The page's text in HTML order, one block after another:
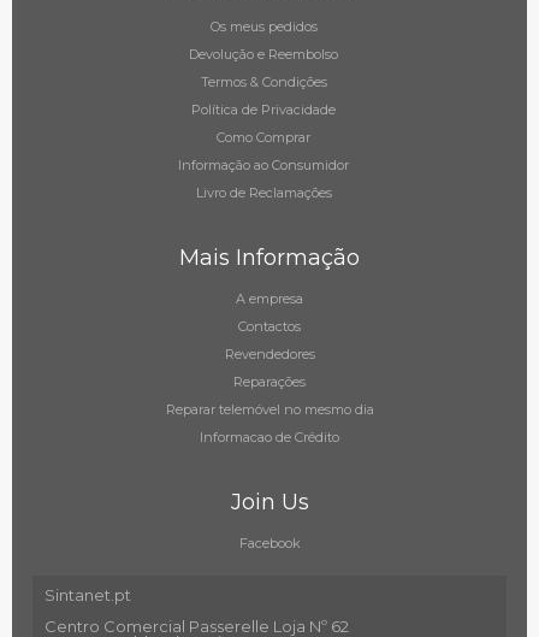
Os meus pedidos
Devolução e Reembolso
Termos & Condições
Política de Privacidade
Como Comprar
Informação ao Consumidor
Livro de Reclamações
Mais Informação
A empresa
Contactos
Revendedores
Reparações
Reparar telemóvel no mesmo dia
Informacao de Crédito
Join Us
Facebook
Sintanet.pt
Centro Comercial Passerelle Loja Nº 62